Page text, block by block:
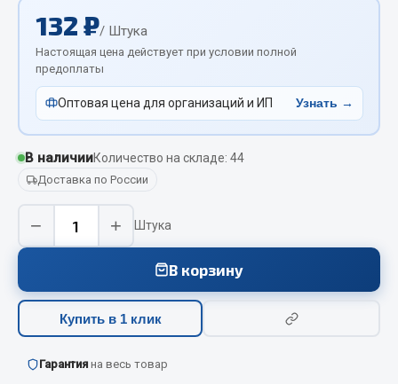
Аксессуары автомобильные
Аптечки и знаки автомобильные
Брызговики
Вентиляторы кабины
Вымпела
Показать ещё
Весь раздел
Смазочные материалы
Масла
Охладжающие жидкости
132 ₽/ Штука
Настоящая цена действует при условии полной
предоплаты
Оптовая цена для организаций и ИП Узнать →
В наличииКоличество на складе: 44
Доставка по России
− + Штука
В корзину
Купить в 1 клик
Гарантия на весь товар